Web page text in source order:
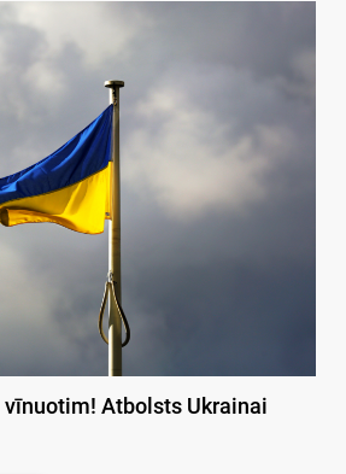
vīnuotim! Atbolsts Ukrainai